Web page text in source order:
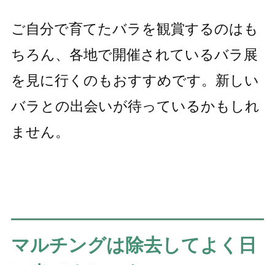
ご自分で育てたバラを観賞するのはも
ちろん、各地で開催されているバラ展
を見に行くのもおすすめです。新しい
バラとの出会いが待っているかもしれ
ません。
マルチングは除去してよく日